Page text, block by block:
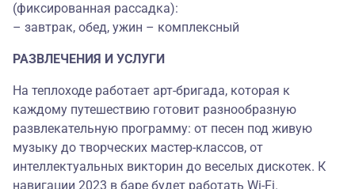
(фиксированная рассадка):
– завтрак, обед, ужин – комплексный
РАЗВЛЕЧЕНИЯ И УСЛУГИ
На теплоходе работает арт-бригада, которая к
каждому путешествию готовит разнообразную
развлекательную программу: от песен под живую
музыку до творческих мастер-классов, от
интеллектуальных викторин до веселых дискотек. К
навигации 2023 в баре будет работать Wi-Fi.